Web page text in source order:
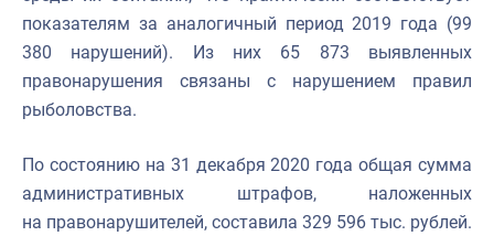
показателям за аналогичный период 2019 года (99
380 нарушений). Из них 65 873 выявленных
правонарушения связаны с нарушением правил
рыболовства.
По состоянию на 31 декабря 2020 года общая сумма
административных штрафов, наложенных
на правонарушителей, составила 329 596 тыс. рублей.